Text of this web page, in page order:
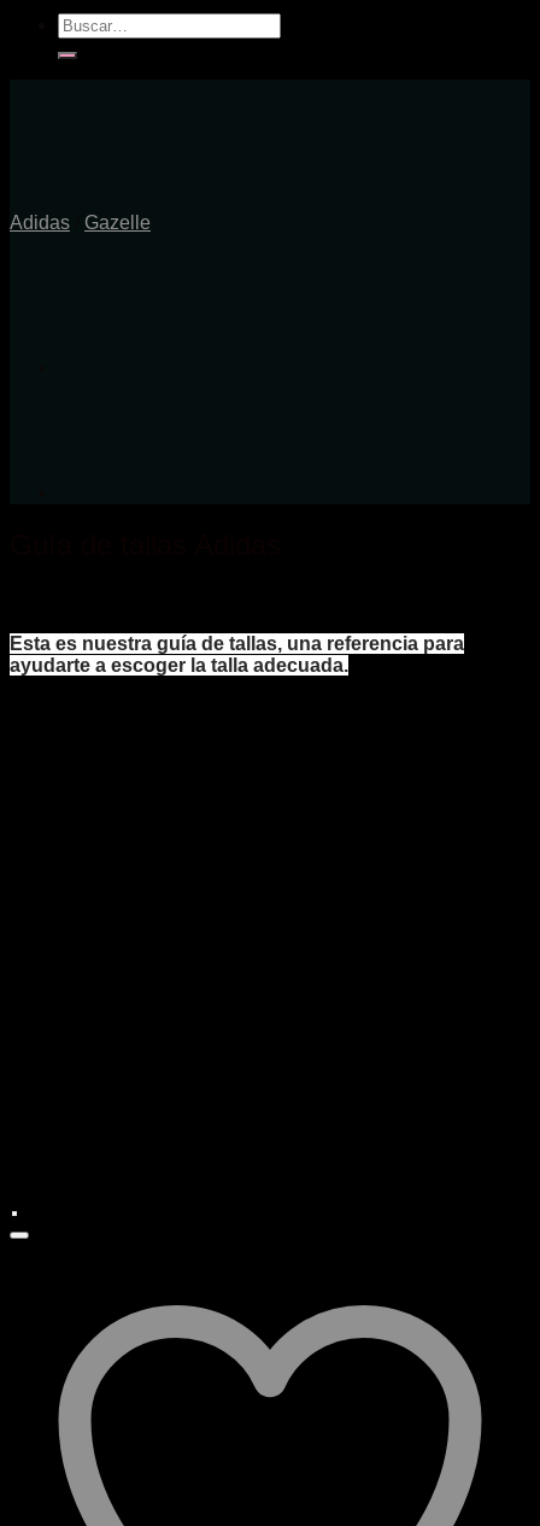
Buscar
por:
Adidas Gazelle
Esta es nuestra guía de tallas, una referencia para
ayudarte a escoger la talla adecuada.